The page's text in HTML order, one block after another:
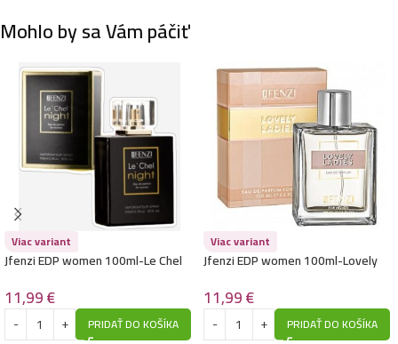
Luxure EDP women 100ml-Tender Night – (Lancome
– La Nuit Tresor) – P1017
10,99€
Luxure EDP women 100ml-Rebel Heart – (Prada –
Paradoxe) – P1013
10,99€
Luxure EDP women 100ml-Yes I want you – (Giorgio
10,99
Mohlo by sa Vám páčiť
Viac variant
Jfenzi EDP women 100ml-Le Chel
P180
11,99€
PRIDAŤ DO KOŠÍKA
Viac variant
Jfenzi EDP women 100ml-Lovely
P179
11,99€
PRIDAŤ DO KOŠÍKA